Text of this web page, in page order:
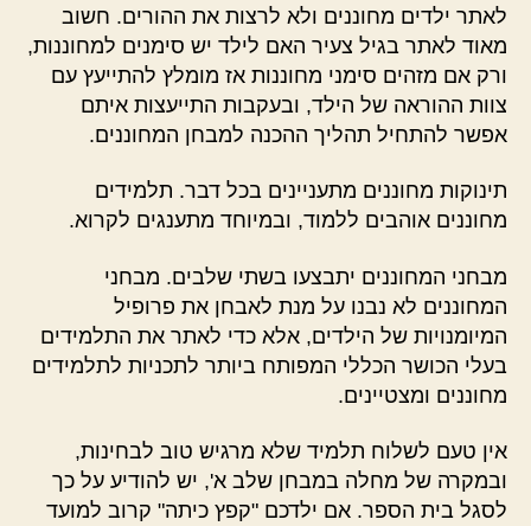
לאתר ילדים מחוננים ולא לרצות את ההורים. חשוב
מאוד לאתר בגיל צעיר האם לילד יש סימנים למחוננות,
ורק אם מזהים סימני מחוננות אז מומלץ להתייעץ עם
צוות ההוראה של הילד, ובעקבות התייעצות איתם
אפשר להתחיל תהליך ההכנה למבחן המחוננים.
תינוקות מחוננים מתעניינים בכל דבר. תלמידים
מחוננים אוהבים ללמוד, ובמיוחד מתענגים לקרוא.
מבחני המחוננים יתבצעו בשתי שלבים. מבחני
המחוננים לא נבנו על מנת לאבחן את פרופיל
המיומנויות של הילדים, אלא כדי לאתר את התלמידים
בעלי הכושר הכללי המפותח ביותר לתכניות לתלמידים
מחוננים ומצטיינים.
אין טעם לשלוח תלמיד שלא מרגיש טוב לבחינות,
ובמקרה של מחלה במבחן שלב א', יש להודיע על כך
לסגל בית הספר. אם ילדכם "קפץ כיתה" קרוב למועד